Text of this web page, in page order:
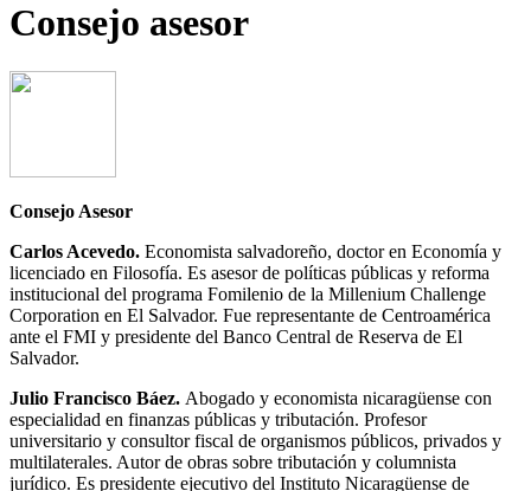
Consejo asesor
Consejo Asesor
Carlos Acevedo. Economista salvadoreño, doctor en Economía y
licenciado en Filosofía. Es asesor de políticas públicas y reforma
institucional del programa Fomilenio de la Millenium Challenge
Corporation en El Salvador. Fue representante de Centroamérica
ante el FMI y presidente del Banco Central de Reserva de El
Salvador.
Julio Francisco Báez. Abogado y economista nicaragüense con
especialidad en finanzas públicas y tributación. Profesor
universitario y consultor fiscal de organismos públicos, privados y
multilaterales. Autor de obras sobre tributación y columnista
jurídico. Es presidente ejecutivo del Instituto Nicaragüense de